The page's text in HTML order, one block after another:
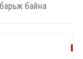
байна